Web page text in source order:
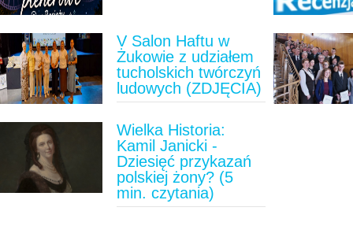
V Salon Haftu w
Żukowie z udziałem
tucholskich twórczyń
ludowych (ZDJĘCIA)
Wielka Historia:
Kamil Janicki -
Dziesięć przykazań
polskiej żony? (5
min. czytania)